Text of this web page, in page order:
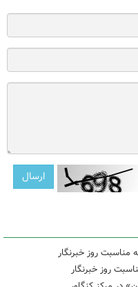
مناسبت روز خبرنگار
روز خبرنگار